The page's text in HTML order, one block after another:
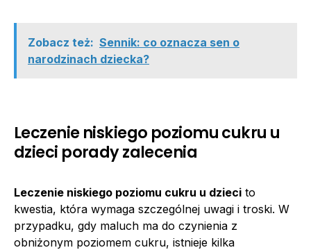
Zobacz też: Sennik: co oznacza sen o
narodzinach dziecka?
Leczenie niskiego poziomu cukru u
dzieci porady zalecenia
Leczenie niskiego poziomu cukru u dzieci to
kwestia, która wymaga szczególnej uwagi i troski. W
przypadku, gdy maluch ma do czynienia z
obniżonym poziomem cukru, istnieje kilka